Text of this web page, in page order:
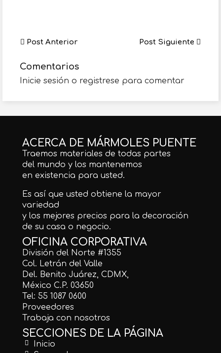
Post Anterior Post Siguiente
Comentarios
Inicie sesión o registrese para comentar
ACERCA DE MÁRMOLES PUENTE
Traemos materiales de todas partes
del mundo y los mantenemos
en existencia para usted.
Es así que usted obtiene la mayor
variedad
y los mejores precios para la decoración
de su casa o negocio.
OFICINA CORPORATIVA
División del Norte #1355
Col. Letrán del Valle
Del. Benito Juárez, CDMX,
México C.P. 03650
Tel: 55 1087 0600
Proveedores
Trabaja con nosotros
SECCIONES DE LA PÁGINA
Inicio